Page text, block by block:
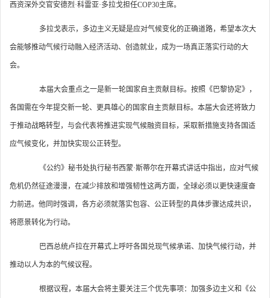
西资深外交官安德烈·科雷亚·多拉戈担任COP30主席。
多拉戈表示，多边主义无疑是应对气候变化的正确道路，希望本次大
会能够推动气候行动融入经济活动、创造就业，成为一场真正落实行动的大
会。
本届大会重点之一是新一轮国家自主贡献目标。按照《巴黎协定》，
各国需在今年提交新一轮、更具雄心的国家自主贡献目标。本届大会还将致力
于推动战略转型，与会代表将推进实现气候融资目标，采取新措施支持各国适
应气候变化，并加快实现公正转型。
《公约》秘书处执行秘书西蒙·斯蒂尔在开幕式讲话中指出，应对气候
危机仍然征途漫漫，在减少排放和增强韧性这两方面，全球必须以更快速度奋
力前进。他同时强调，各方必须就落实包容、公正转型的具体步骤达成共识，
将愿景转化为行动。
巴西总统卢拉在开幕式上呼吁各国兑现气候承诺、加快气候行动，并
推动以人为本的气候议程。
根据议程，本届大会将主要关注三个优先事项：加强多边主义和《公